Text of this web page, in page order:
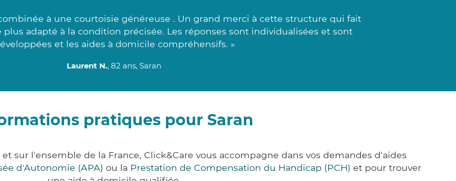
à une courtoisie généreuse . Un grand merci à cette structure qui fait
adapté à la condition précisée. Les réponses sont individualisées et sont
et les aides à domicile compréhensifs. »
Laurent N., 82 ans, Saran
pratiques pour Saran
sur l'ensemble de la France, Click&Care vous accompagne dans vos demandes d'aides
d'Autonomie (APA) ou la Prestation de Compensation du Handicap (PCH) et pour trouver